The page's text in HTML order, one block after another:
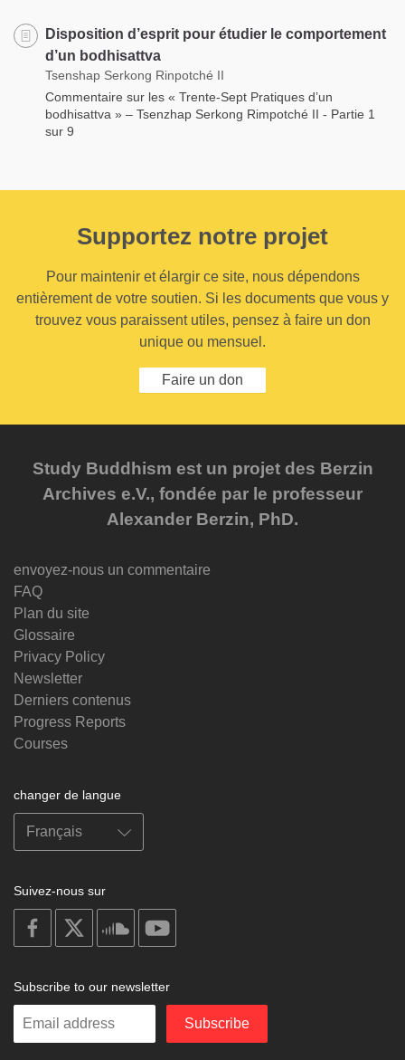
Disposition d’esprit pour étudier le comportement
d’un bodhisattva
Tsenshap Serkong Rinpotché II
Commentaire sur les « Trente-Sept Pratiques d’un
bodhisattva » – Tsenzhap Serkong Rimpotché II - Partie 1
sur 9
Supportez notre projet
Pour maintenir et élargir ce site, nous dépendons
entièrement de votre soutien. Si les documents que vous y
trouvez vous paraissent utiles, pensez à faire un don
unique ou mensuel.
Faire un don
Study Buddhism est un projet des Berzin
Archives e.V., fondée par le professeur
Alexander Berzin, PhD.
envoyez-nous un commentaire
FAQ
Plan du site
Glossaire
Privacy Policy
Newsletter
Derniers contenus
Progress Reports
Courses
changer de langue
Suivez-nous sur
on
facebook
soundcloud
Subscribe to our newsletter
Enter
Subscribe